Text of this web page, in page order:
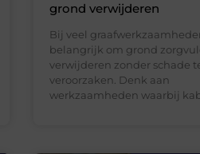
grond verwijderen
Bij veel
belangrijk om grond
verwijderen zonder schade
veroorzaken. Denk aan
werkzaamheden waarbij